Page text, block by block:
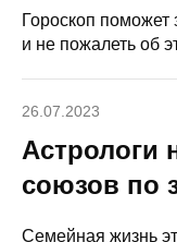
Гороскоп поможет
и не пожалеть об
26.07.2023
Астрологи
союзов по
Семейная жизнь